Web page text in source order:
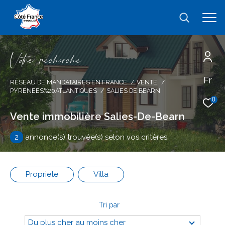
Fr
0
Vore recece
RÉSEAU DE MANDATAIRES EN FRANCE
VENTE
PYRENEES%20ATLANTIQUES
SALIES DE BEARN
Vente immobilière Salies-De-Bearn
2 annonce(s) trouvée(s) selon vos critères
Propriete Villa
Tri par
Du plus cher au moins cher
Effectuer une recherche
et trouver le bien qui correspond à vos
critères
Type
d'offre
Vente
Type
detype de bien